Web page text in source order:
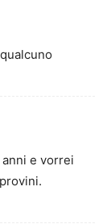
e vorrei